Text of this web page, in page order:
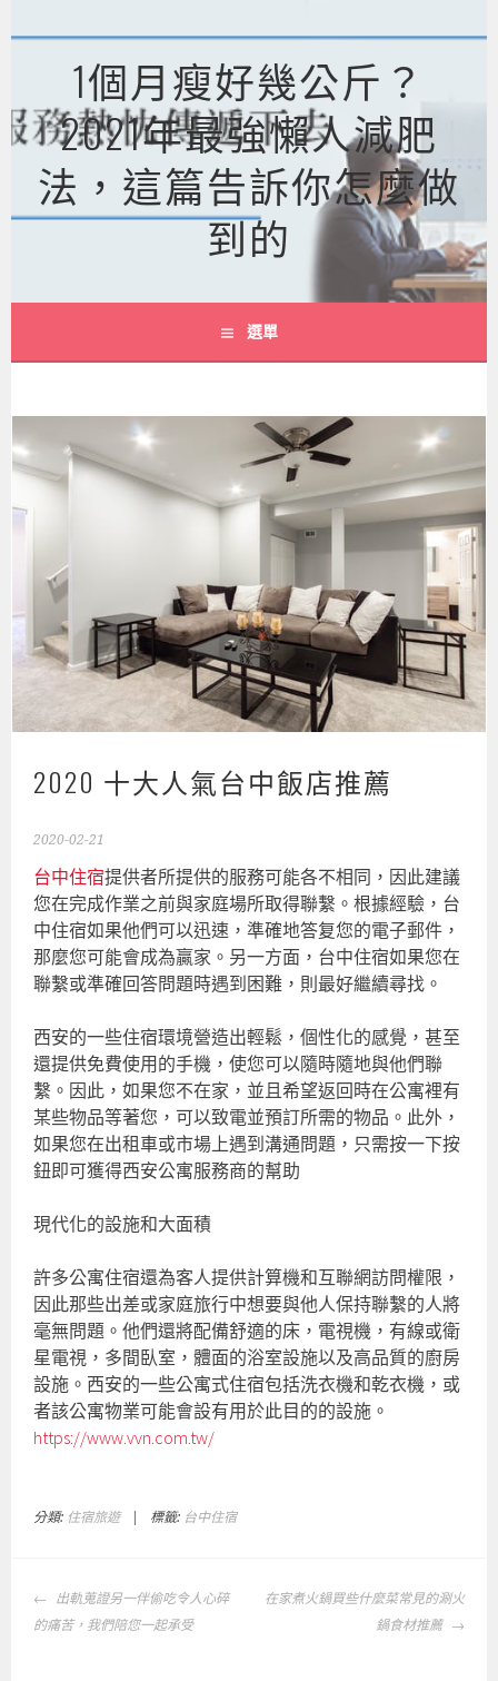
至
內
容
1個月瘦好幾公斤？
2021年最強懶人減肥
法，這篇告訴你怎麼做
到的
選單
2020 十大人氣台中飯店推薦
2020-02-21
台中住宿提供者所提供的服務可能各不相同，因此建議
您在完成作業之前與家庭場所取得聯繫。根據經驗，台
中住宿如果他們可以迅速，準確地答复您的電子郵件，
那麼您可能會成為贏家。另一方面，台中住宿如果您在
聯繫或準確回答問題時遇到困難，則最好繼續尋找。
西安的一些住宿環境營造出輕鬆，個性化的感覺，甚至
還提供免費使用的手機，使您可以隨時隨地與他們聯
繫。因此，如果您不在家，並且希望返回時在公寓裡有
某些物品等著您，可以致電並預訂所需的物品。此外，
如果您在出租車或市場上遇到溝通問題，只需按一下按
鈕即可獲得西安公寓服務商的幫助
現代化的設施和大面積
許多公寓住宿還為客人提供計算機和互聯網訪問權限，
因此那些出差或家庭旅行中想要與他人保持聯繫的人將
毫無問題。他們還將配備舒適的床，電視機，有線或衛
星電視，多間臥室，體面的浴室設施以及高品質的廚房
設施。西安的一些公寓式住宿包括洗衣機和乾衣機，或
者該公寓物業可能會設有用於此目的的設施。
https://www.vvn.com.tw/
分類: 住宿旅遊 標籤: 台中住宿
文
章
出軌蒐證另一伴偷吃令人心碎
的痛苦，我們陪您一起承受
在家煮火鍋買些什麼菜常見的涮火
鍋食材推薦